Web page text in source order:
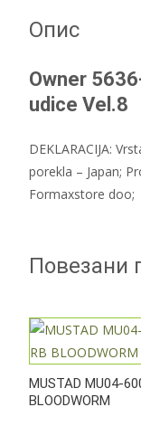
Опис
Owner
udice Vel.8
DEKLARACIJA:
porekla – Japan;
Formaxstore doo;
Повезани
MUSTAD MU04-
BLOODWORM